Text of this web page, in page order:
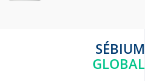
SÉBIUM
GLOBAL